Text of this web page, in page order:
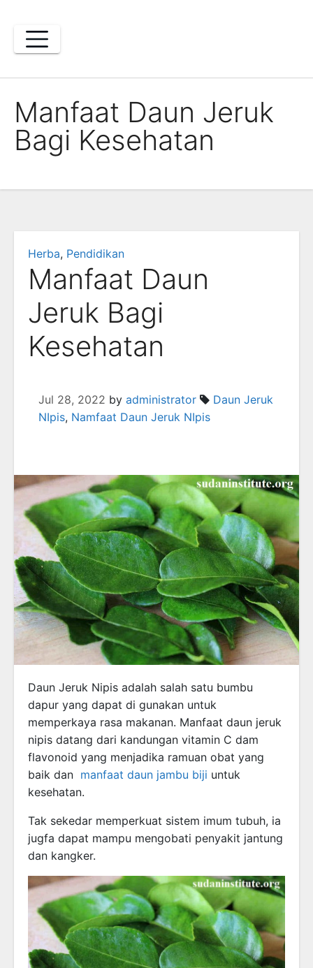
content
Manfaat Daun Jeruk
Bagi Kesehatan
Herba, Pendidikan
Manfaat Daun
Jeruk Bagi
Kesehatan
Jul 28, 2022 by administrator
Daun Jeruk
NIpis, Namfaat Daun Jeruk NIpis
Daun Jeruk Nipis adalah salah satu bumbu
dapur yang dapat di gunakan untuk
memperkaya rasa makanan. Manfaat daun jeruk
nipis datang dari kandungan vitamin C dam
flavonoid yang menjadika ramuan obat yang
baik dan manfaat daun jambu biji untuk
kesehatan.
Tak sekedar memperkuat sistem imum tubuh, ia
jugfa dapat mampu mengobati penyakit jantung
dan kangker.